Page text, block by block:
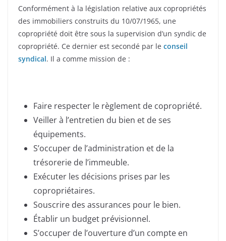
Conformément à la législation relative aux copropriétés
des immobiliers construits du 10/07/1965, une
copropriété doit être sous la supervision d’un syndic de
copropriété. Ce dernier est secondé par le conseil
syndical. Il a comme mission de :
Faire respecter le règlement de copropriété.
Veiller à l’entretien du bien et de ses
équipements.
S’occuper de l’administration et de la
trésorerie de l’immeuble.
Exécuter les décisions prises par les
copropriétaires.
Souscrire des assurances pour le bien.
Établir un budget prévisionnel.
S’occuper de l’ouverture d’un compte en